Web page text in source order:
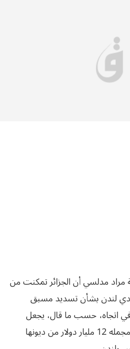
مدلسي أن الجزائر تمكنت من
لندن بشأن تسديد مسبق
في اتجاه، حسب ما قال، يجعل
الدولة تتفق بتسديد ما مجمله 12 مليار دولار من ديونها